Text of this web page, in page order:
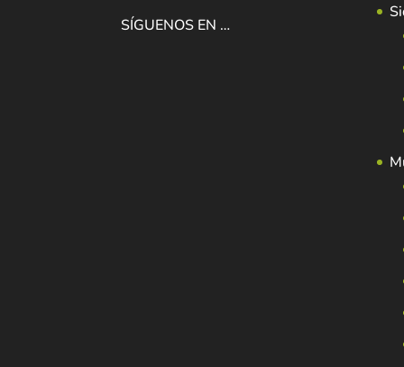
SÍGUENOS EN …